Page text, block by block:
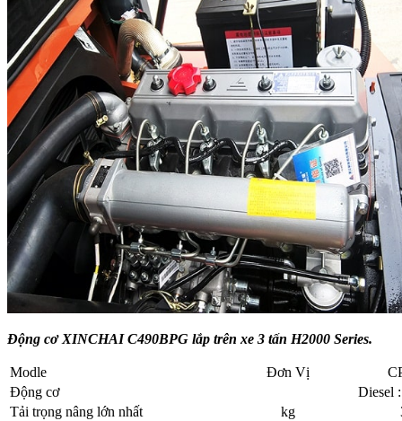
Động cơ XINCHAI C490BPG lắp trên xe 3 tấn H2000 Series.
Modle Đơn Vị
Động cơ
Diesel
Tải trọng nâng lớn nhất
kg